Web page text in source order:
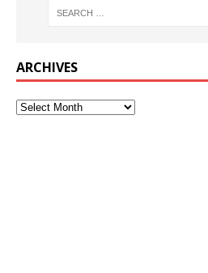
ARCHIVES